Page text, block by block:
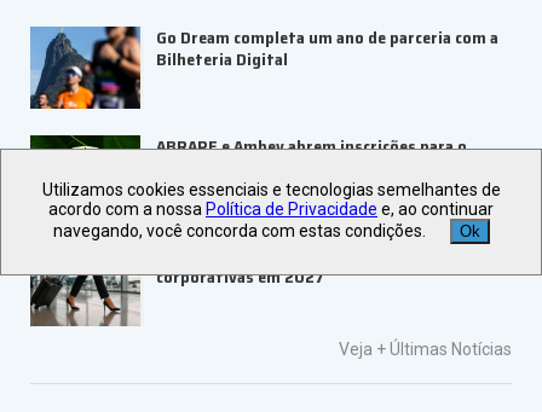
Go Dream completa um ano de parceria com a
Bilheteria Digital
ABRAPE e Ambev abrem inscrições para o
corporativas em 2027
Veja +Últimas Notícias
Utilizamos cookies essenciais e tecnologias semelhantes de
acordo com a nossa Política de Privacidade e, ao continuar
navegando, você concorda com estas condições.
Ok